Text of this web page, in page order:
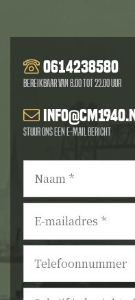
0614238580
Bereikbaar van 8.00 tot 22.00 uur
Stuur ons een e-mail bericht
Naam *
E-
mailadres *
Telefoonnummer
Bericht